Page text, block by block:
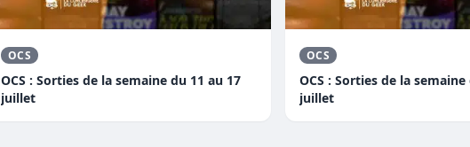
OCS
OCS : Sorties de la semaine du 11 au 17
juillet
OCS
OCS : Sorties de la semaine
juillet